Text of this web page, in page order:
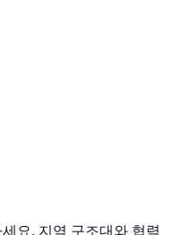
요. 지역 구조대와 협력